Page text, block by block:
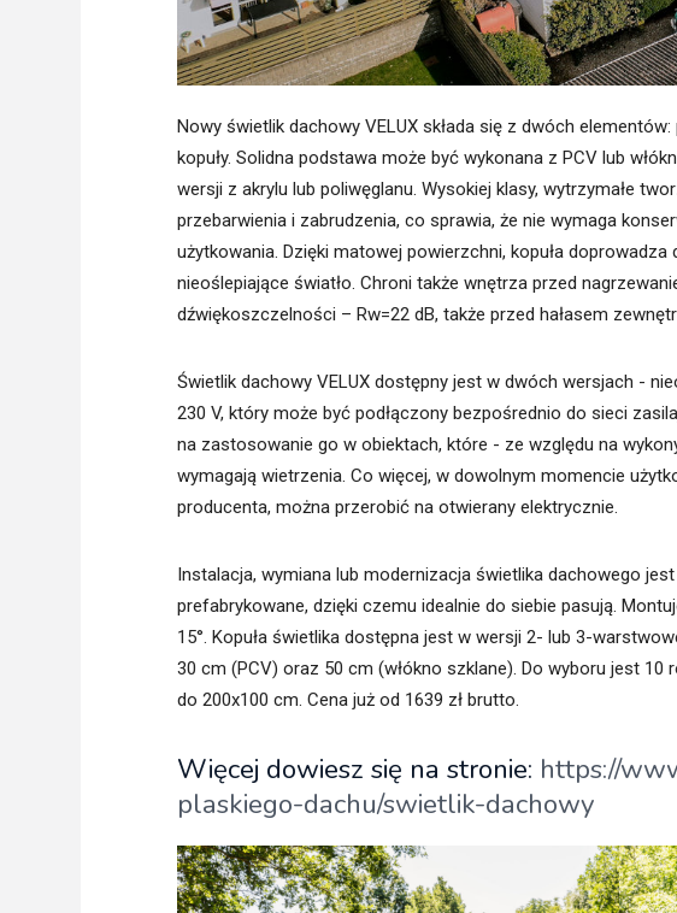
Nowy świetlik dachowy VELUX składa się z dwóch
kopuły. Solidna podstawa może być wykonana z PCV lub
wersji z akrylu lub poliwęglanu. Wysokiej klasy, wytrzymałe
przebarwienia i zabrudzenia, co sprawia, że nie wymaga
użytkowania. Dzięki matowej powierzchni, kopuła
nieoślepiające światło. Chroni także wnętrza przed
dźwiękoszczelności – Rw=22 dB, także przed hałasem
Świetlik dachowy VELUX dostępny jest w dwóch wersjach -
230 V, który może być podłączony bezpośrednio do sieci
na zastosowanie go w obiektach, które - ze względu na
wymagają wietrzenia. Co więcej, w dowolnym momencie
producenta, można przerobić na otwierany elektrycznie.
Instalacja, wymiana lub modernizacja świetlika dachowego
prefabrykowane, dzięki czemu idealnie do siebie pasują.
15°. Kopuła świetlika dostępna jest w wersji 2- lub 3-
30 cm (PCV) oraz 50 cm (włókno szklane). Do wyboru jest
do 200x100 cm. Cena już od 1639 zł brutto.
Więcej dowiesz się na stronie: https://
plaskiego-dachu/swietlik-dachowy